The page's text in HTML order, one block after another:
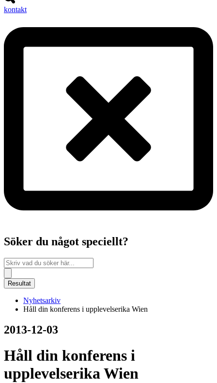
kontakt
Söker du något speciellt?
Search
...
Resultat
Nyhetsarkiv
Håll din konferens i upplevelserika Wien
2013-12-03
Håll din konferens i
upplevelserika Wien